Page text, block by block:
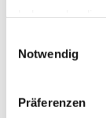
Notwendig
Präferenzen
Wie